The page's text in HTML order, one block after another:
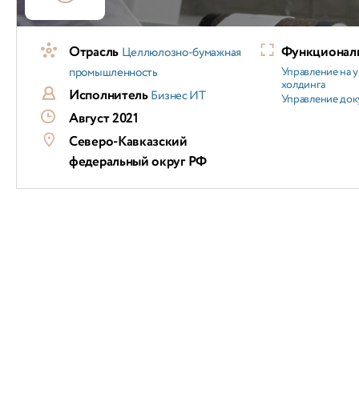
Отрасль Целлюлозно-бумажная
промышленность
ИсполнительБизнес ИТ
Август 2021
Северо-Кавказский
федеральный округ РФ
Управление на
холдинга
Управление